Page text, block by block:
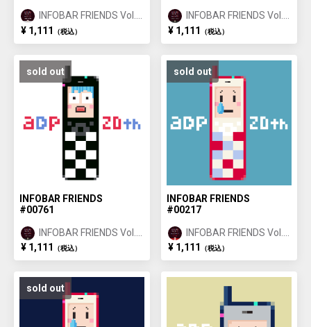
INFOBAR FRIENDS Vol.1
ANNIN ①
¥ 1,111 （税込）
INFOBAR FRIENDS Vol.1
ICHIMATSU ②
¥ 1,111 （税込）
sold out
INFOBAR FRIENDS
#00761
INFOBAR FRIENDS Vol.1
ICHIMATSU ①
¥ 1,111 （税込）
sold out
INFOBAR FRIENDS
#00217
INFOBAR FRIENDS Vol.1
NISHIKIGOI ①
¥ 1,111 （税込）
sold out